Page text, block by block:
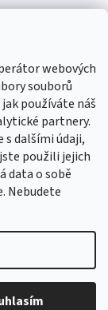
webových
souborů
používáte náš
partnery.
dalšími údaji,
použili jejich
data o sobě
Nebudete
Upravit